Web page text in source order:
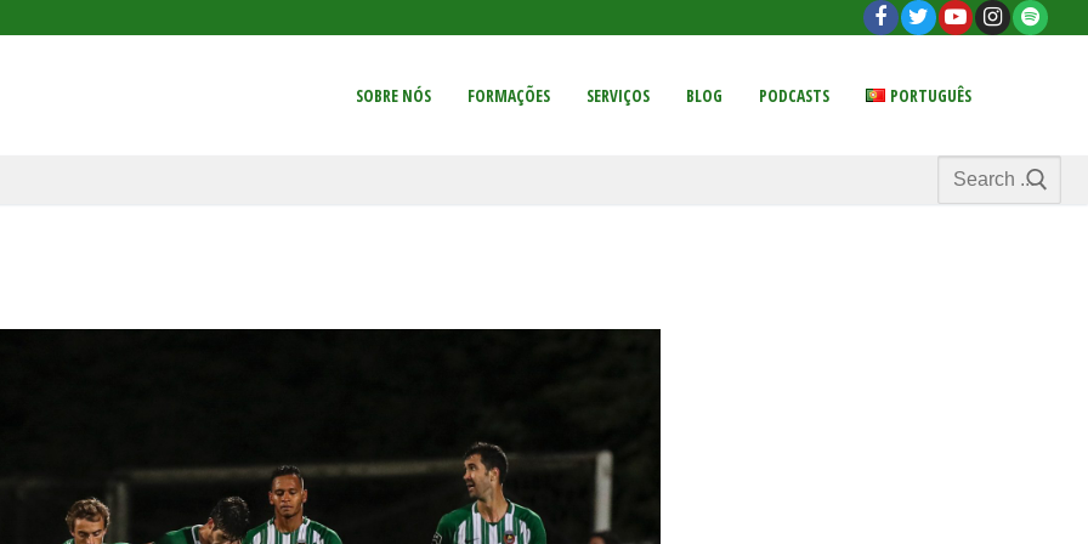
SOBRE NÓS
FORMAÇÕES SERVIÇOS BLOG PODCASTS PORTUGUÊS
Search
for: